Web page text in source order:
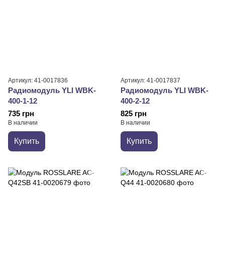
Артикул: 41-0017836
Радиомодуль YLI WBK-
400-1-12
735 грн
В наличии
Купить
Артикул: 41-0017837
Радиомодуль YLI WBK-
400-2-12
825 грн
В наличии
Купить